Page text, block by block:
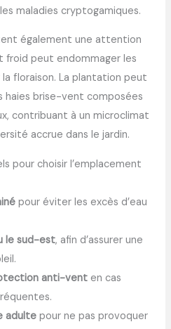
maladies cryptogamiques.
également une attention
peut endommager les
floraison. La plantation peut
haies brise-vent composées
contribuant à un microclimat
accrue dans le jardin.
pour choisir l’emplacement
pour éviter les excès d’eau
le sud-est, afin d’assurer une
anti-vent en cas
adulte pour ne pas provoquer